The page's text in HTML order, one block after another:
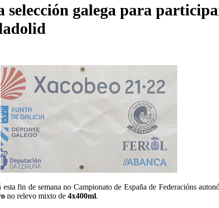
selección galega para
fin de semana no Campionato de España de Federacións
no relevo mixto de 4x400ml.